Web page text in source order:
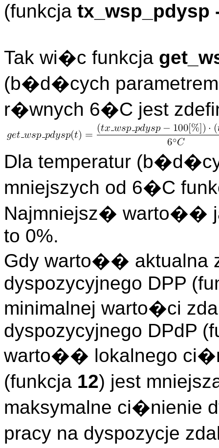
(funkcja tx_wsp_pdysp
Tak wi�c funkcja
(b�d�cych
r�wnych 6�C jest
Dla temperatur
mniejszych od 6�C
Najmniejsz� warto��
to 0%.
Gdy warto�� aktualna
dyspozycyjnego DPP
minimalnej warto�ci
dyspozycyjnego DPdP
warto�� lokalnego
(funkcja 12) jest
maksymalne ci�nienie
pracy na dyspozycje